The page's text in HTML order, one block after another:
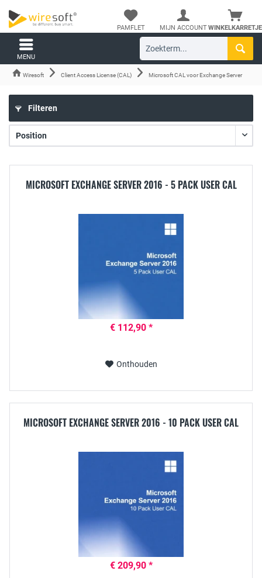
WINKELKARRETJE
PAMFLET MIJN ACCOUNT
MENU
Wiresoft Client Access License (CAL) Microsoft CAL voor Exchange Server
Filteren
MICROSOFT EXCHANGE SERVER 2016 - 5 PACK USER CAL
€ 112,90 *
Onthouden
MICROSOFT EXCHANGE SERVER 2016 - 10 PACK USER CAL
€ 209,90 *